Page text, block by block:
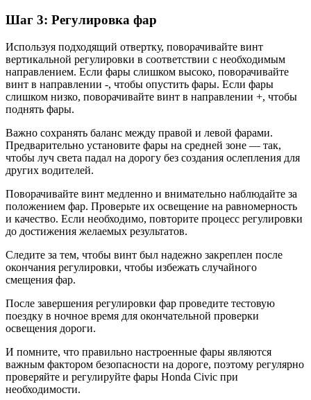
Шаг 3: Регулировка фар
Используя подходящий отвертку, поворачивайте винт
вертикальной регулировки в соответствии с необходимым
направлением. Если фары слишком высоко, поворачивайте
винт в направлении -, чтобы опустить фары. Если фары
слишком низко, поворачивайте винт в направлении +, чтобы
поднять фары.
Важно сохранять баланс между правой и левой фарами.
Предварительно установите фары на средней зоне — так,
чтобы луч света падал на дорогу без создания ослепления для
других водителей.
Поворачивайте винт медленно и внимательно наблюдайте за
положением фар. Проверьте их освещение на равномерность
и качество. Если необходимо, повторите процесс регулировки
до достижения желаемых результатов.
Следите за тем, чтобы винт был надежно закреплен после
окончания регулировки, чтобы избежать случайного
смещения фар.
После завершения регулировки фар проведите тестовую
поездку в ночное время для окончательной проверки
освещения дороги.
И помните, что правильно настроенные фары являются
важным фактором безопасности на дороге, поэтому регулярно
проверяйте и регулируйте фары Honda Civic при
необходимости.